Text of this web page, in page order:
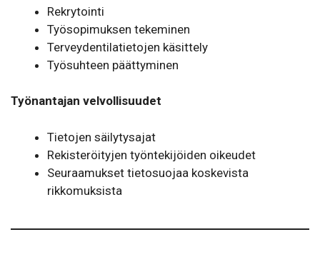
Rekrytointi
Työsopimuksen tekeminen
Terveydentilatietojen käsittely
Työsuhteen päättyminen
Työnantajan velvollisuudet
Tietojen säilytysajat
Rekisteröityjen työntekijöiden oikeudet
Seuraamukset tietosuojaa koskevista
rikkomuksista